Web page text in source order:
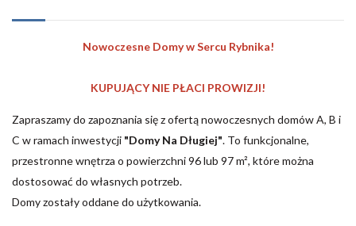
Nowoczesne Domy w Sercu Rybnika!
KUPUJĄCY NIE PŁACI PROWIZJI!
Zapraszamy do zapoznania się z ofertą nowoczesnych domów A, B i
C w ramach inwestycji "Domy Na Długiej". To funkcjonalne,
przestronne wnętrza o powierzchni 96 lub 97 m², które można
dostosować do własnych potrzeb.
Domy zostały oddane do użytkowania.